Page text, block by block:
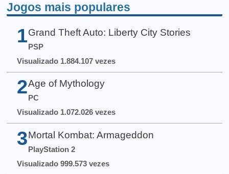
Jogos mais populares
1 Grand Theft Auto: Liberty City Stories
PSP
Visualizado 1.884.107 vezes
2 Age of Mythology
PC
Visualizado 1.072.026 vezes
3 Mortal Kombat: Armageddon
PlayStation 2
Visualizado 999.573 vezes